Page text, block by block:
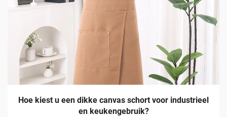
Hoe kiest u een dikke canvas schort voor industrieel
en keukengebruik?